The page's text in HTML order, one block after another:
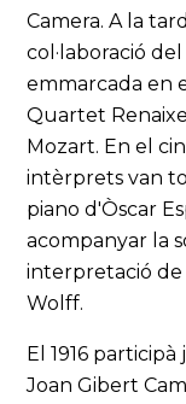
Camera. A la
col·laboració
emmarcada en
Quartet
Mozart. En el
intèrprets van
piano d'Òscar
acompanyar la
interpretació de
Wolff.
El 1916
Joan Gibert